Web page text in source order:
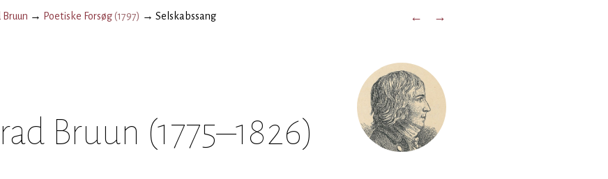
→ Poetiske Forsøg(1797) → Selskabssang ← →
Bruun (1775–1826)